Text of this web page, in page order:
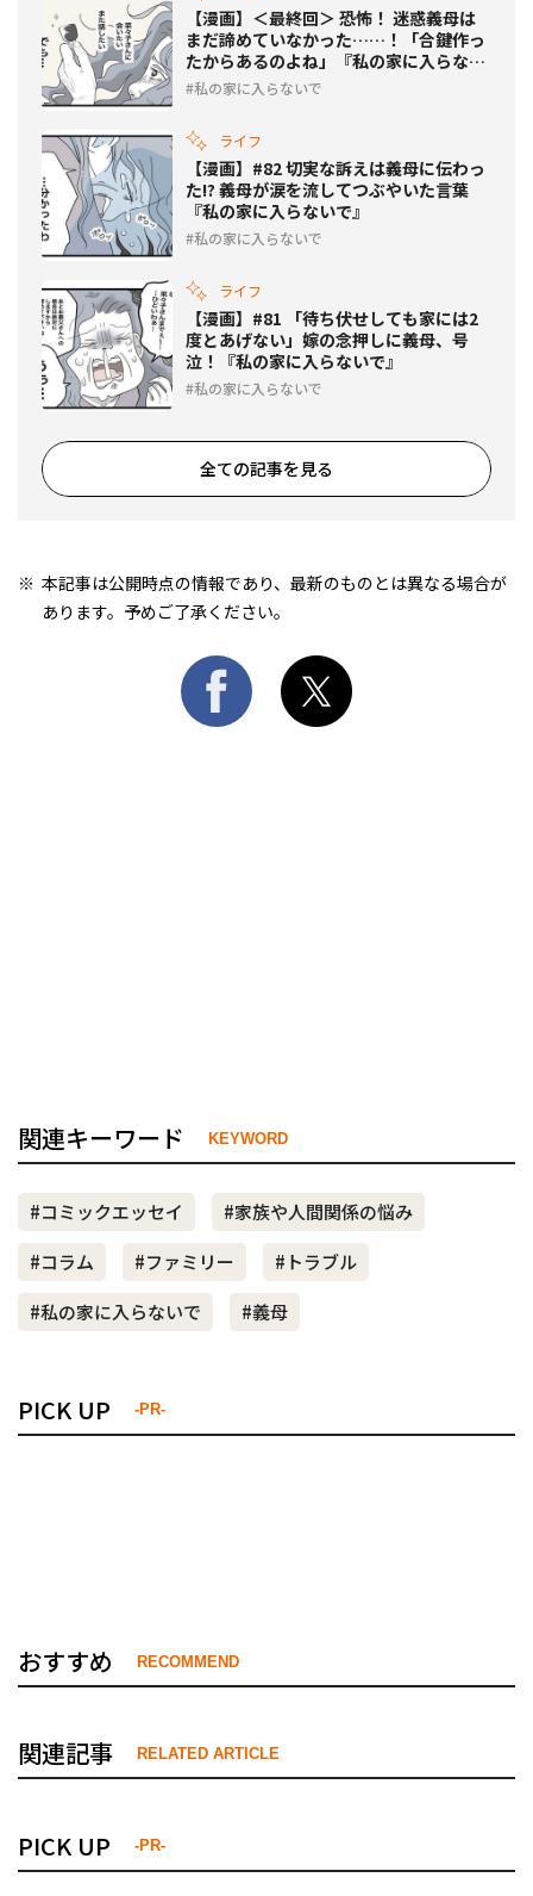
【漫画】＜最終回＞ 恐怖！ 迷惑義母は
まだ諦めていなかった……！「合鍵作っ
たからあるのよね」『私の家に入らない
で』
私の家に入らないで
ライフ
【漫画】#82 切実な訴えは義母に伝わっ
た!? 義母が涙を流してつぶやいた言葉
『私の家に入らないで』
私の家に入らないで
ライフ
【漫画】#81 「待ち伏せしても家には2
度とあげない」嫁の念押しに義母、号
泣！『私の家に入らないで』
私の家に入らないで
全ての記事を見る
本記事は公開時点の情報であり、最新のものとは異なる場合が
あります。予めご了承ください。
関連キーワード KEYWORD
#コミックエッセイ
#家族や人間関係の悩み
#コラム
#ファミリー
#トラブル
#私の家に入らないで
#義母
PICK UP -PR-
おすすめ RECOMMEND
関連記事 RELATED ARTICLE
PICK UP -PR-